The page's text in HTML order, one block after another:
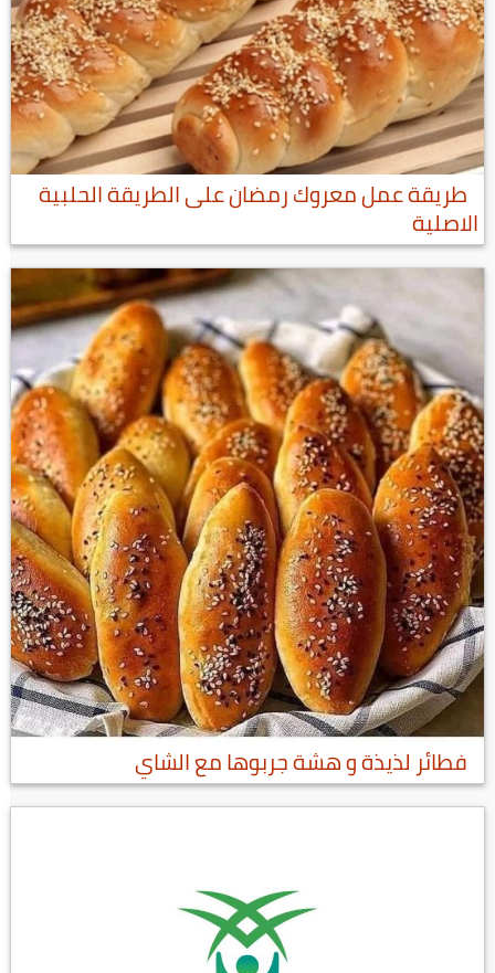
طريقة عمل معروك رمضان على الطريقة الحلبية
الاصلية
فطائر لذيذة و هشة جربوها مع الشاي